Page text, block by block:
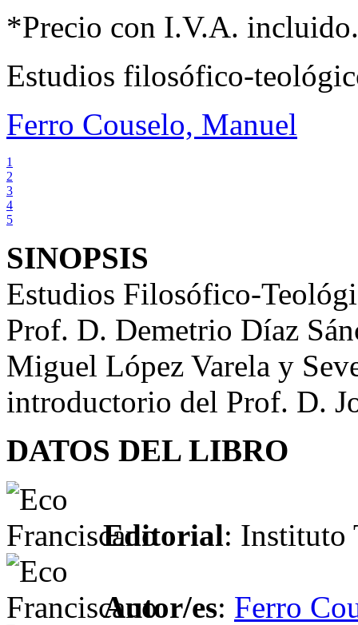
*Precio con I.V.A. incluido.
Estudios filosófico-
Ferro Couselo, Manuel
1
2
3
4
5
SINOPSIS
Estudios Filosófico-
Prof. D. Demetrio Díaz
Miguel López Varela y
introductorio del Prof. D.
DATOS DEL LIBRO
Editorial: Instituto
Autor/es: Ferro